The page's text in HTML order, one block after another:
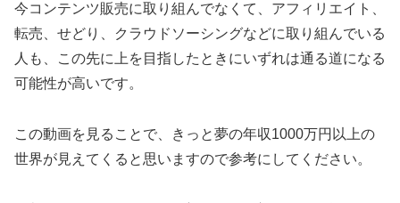
今コンテンツ販売に取り組んでなくて、アフィリエイト、
転売、せどり、クラウドソーシングなどに取り組んでいる
人も、この先に上を目指したときにいずれは通る道になる
可能性が高いです。
この動画を見ることで、きっと夢の年収1000万円以上の
世界が見えてくると思いますので参考にしてください。